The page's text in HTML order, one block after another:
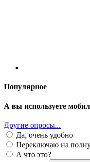
Популярное
А вы используете
Другие опросы...
Да, очень удобно
Переключаю на
А что это?